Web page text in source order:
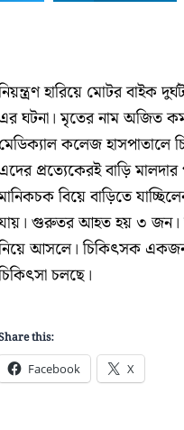
হারিয়ে মোটর বাইক
এর ঘটনা। মৃতের নাম অজিত
মেডিক্যাল কলেজ হাসপাতালে
এদের প্রত্যেকেরই বাড়ি
বিয়ে বাড়িতে
গুরুতর আহত হয় ৩ জন।
আসলে। চিকিৎসক
চলছে।
this:
Facebook X